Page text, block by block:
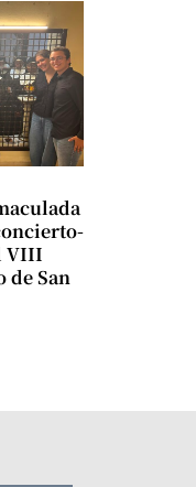
VIII
de San